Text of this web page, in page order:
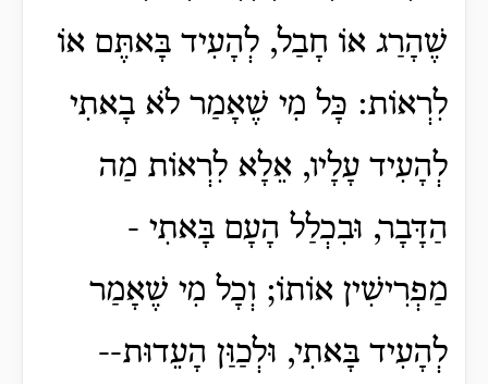
שֶׁהָרַג אוֹ חָבַל, לְהָעִיד בָּאתֶּם אוֹ
לִרְאוֹת: כָּל מִי שֶׁאָמַר לֹא בָאתִי
לְהָעִיד עָלָיו, אֵלָא לִרְאוֹת מַה
הַדָּבָר, וּבִכְלַל הָעָם בָּאתִי -
מַפְרִישִׁין אוֹתוֹ; וְכָל מִי שֶׁאָמַר
לְהָעִיד בָּאתִי, וּלְכַוַּן הָעֵדוּת--